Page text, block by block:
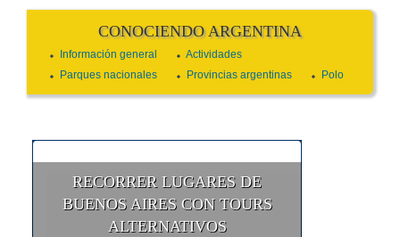
CONOCIENDO ARGENTINA
Información general
Actividades
Parques nacionales
Provincias argentinas Polo
RECORRER LUGARES DE
BUENOS AIRES CON TOURS
ALTERNATIVOS